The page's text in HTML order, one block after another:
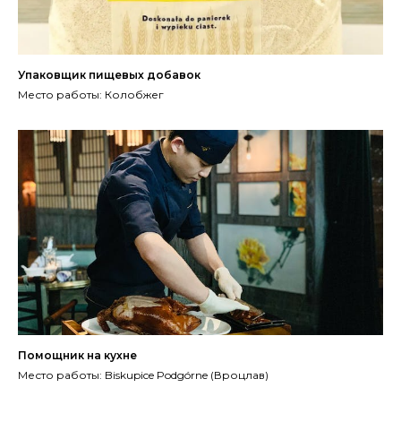
Упаковщик пищевых добавок
Место работы: Колобжег
Помощник на кухне
Место работы: Biskupice Podgórne (Вроцлав)